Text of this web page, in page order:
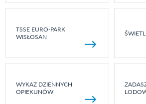
TSSE EURO-PARK
WISŁOSAN
WYKAZ DZIENNYCH
OPIEKUNÓW